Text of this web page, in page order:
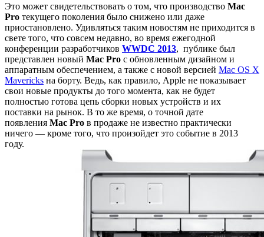
Это может свидетельствовать о том, что производство Mac
Pro текущего поколения было снижено или даже
приостановлено. Удивляться таким новостям не приходится в
свете того, что совсем недавно, во время ежегодной
конференции разработчиков WWDC 2013, публике был
представлен новый Mac Pro с обновленным дизайном и
аппаратным обеспечением, а также с новой версией Mac OS X
Mavericks на борту. Ведь, как правило, Apple не показывает
свои новые продукты до того момента, как не будет
полностью готова цепь сборки новых устройств и их
поставки на рынок. В то же время, о точной дате
появления Mac Pro в продаже не известно практически
ничего — кроме того, что произойдет это событие в 2013
году.